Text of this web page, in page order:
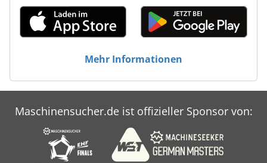
Mehr Informationen
Maschinensucher.de ist offizieller Sponsor von: